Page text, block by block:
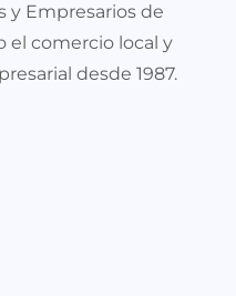
y Empresarios de
el comercio local y
desde 1987.